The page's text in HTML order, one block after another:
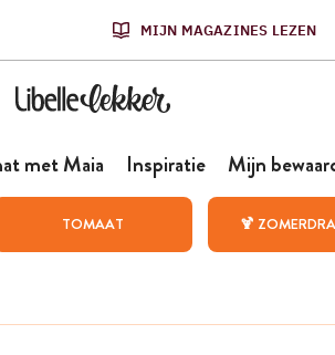
MIJN MAGAZINES LEZEN
met Maia Inspiratie Mijn
TOMAAT 🍹